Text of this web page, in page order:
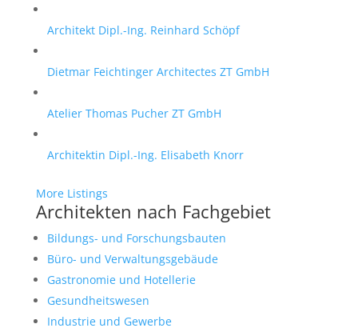
Architekt Dipl.-Ing. Reinhard Schöpf
Dietmar Feichtinger Architectes ZT GmbH
Atelier Thomas Pucher ZT GmbH
Architektin Dipl.-Ing. Elisabeth Knorr
More Listings
Architekten nach Fachgebiet
Bildungs- und Forschungsbauten
Büro- und Verwaltungsgebäude
Gastronomie und Hotellerie
Gesundheitswesen
Industrie und Gewerbe